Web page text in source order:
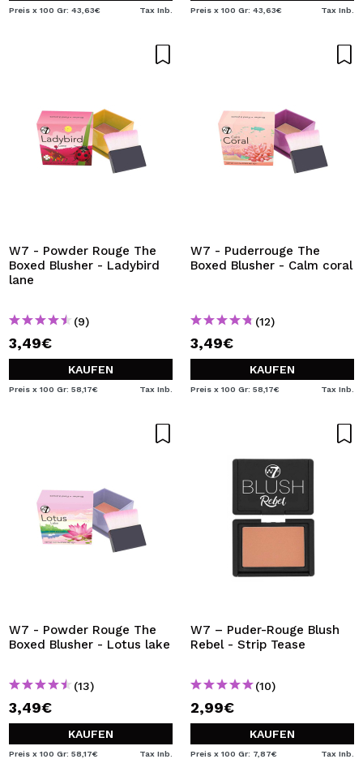
Preis x 100 Gr: 43,63€ Tax Inb. Preis x 100 Gr: 43,63€ Tax Inb.
W7 - Powder Rouge The
Boxed Blusher - Ladybird
lane
(9)
3,49€
KAUFEN
Preis x 100 Gr: 58,17€ Tax Inb.
W7 - Puderrouge The
Boxed Blusher - Calm coral
(12)
3,49€
KAUFEN
Preis x 100 Gr: 58,17€ Tax Inb.
W7 - Powder Rouge The
Boxed Blusher - Lotus lake
(13)
3,49€
KAUFEN
Preis x 100 Gr: 58,17€ Tax Inb.
W7 – Puder-Rouge Blush
Rebel - Strip Tease
(10)
2,99€
KAUFEN
Preis x 100 Gr: 7,87€ Tax Inb.